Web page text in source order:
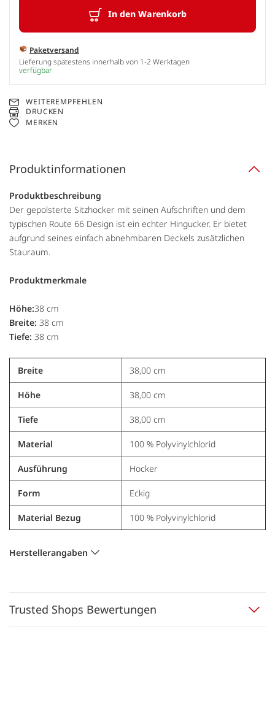
In den Warenkorb
Paketversand
Lieferung spätestens innerhalb von 1-2 Werktagen
verfügbar
WEITEREMPFEHLEN
DRUCKEN
MERKEN
Produktinformationen
Produktbeschreibung
Der gepolsterte Sitzhocker mit seinen Aufschriften und dem
typischen Route 66 Design ist ein echter Hingucker. Er bietet
aufgrund seines einfach abnehmbaren Deckels zusätzlichen
Stauraum.
Produktmerkmale
Höhe:38 cm
Breite: 38 cm
Tiefe: 38 cm
Breite 38,00 cm
Höhe 38,00 cm
Tiefe 38,00 cm
Material 100 % Polyvinylchlorid
Ausführung Hocker
Form Eckig
Material Bezug 100 % Polyvinylchlorid
Herstellerangaben
Trusted Shops Bewertungen